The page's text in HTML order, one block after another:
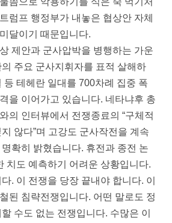
럼프 행정부가 내놓은 협상안 자체
달이기 때문입니다.
제안과 군사압박을 병행하는 가운
주요 군사지휘자를 표적 살해하
등 테헤란 일대를 700차례 집중 폭
을 이어가고 있습니다. 네타냐후 총
의 인터뷰에서 전쟁종료의 “구체적
않다”며 고강도 군사작전을 계속
확히 밝혔습니다. 휴전과 종전 논
치도 예측하기 어려운 상황입니다.
. 이 전쟁을 당장 끝내야 합니다. 이
된 침략전쟁입니다. 어떤 말로도 정
수도 없는 전쟁입니다. 수많은 이